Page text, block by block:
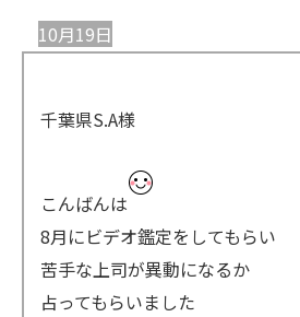
10月19日
千葉県S.A様
こんばんは
8月にビデオ鑑定をしてもらい
苦手な上司が異動になるか
占ってもらいました